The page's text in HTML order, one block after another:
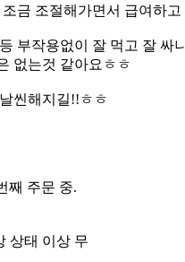
금 조절해가면서 급여하고
부작용없이 잘 먹고 잘 싸
없는것 같아요ㅎㅎ
씬해지길!!ㅎㅎ
째 주문 중.
상태 이상 무